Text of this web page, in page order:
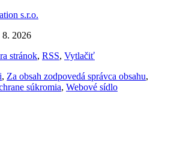
s.r.o.
8. 2026
stránok, RSS, Vytlačiť
, Za obsah zodpovedá správca obsahu,
súkromia, Webové sídlo